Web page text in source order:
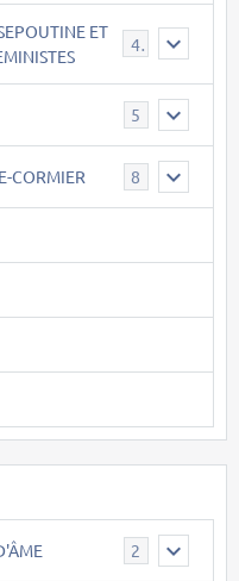
ET
40
5
CORMIER 8
2